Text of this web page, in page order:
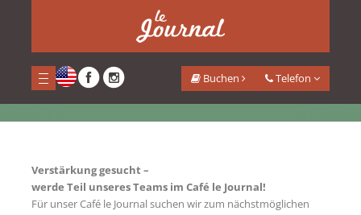
Telefon
Buchen
Offene Stellen
Home Café Restaurant
Verstärkung gesucht –
werde Teil unseres Teams im Café le Journal!
Für unser Café le Journal suchen wir zum nächstmöglichen